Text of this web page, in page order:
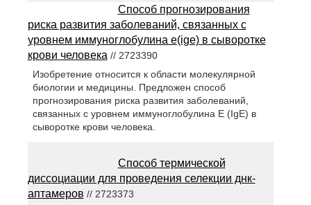
Способ прогнозирования
риска развития заболеваний, связанных с
уровнем иммуноглобулина e(ige) в сыворотке
крови человека // 2723390
Изобретение относится к области молекулярной
биологии и медицины. Предложен способ
прогнозирования риска развития заболеваний,
связанных с уровнем иммуноглобулина Е (IgE) в
сыворотке крови человека.
Способ термической
диссоциации для проведения селекции днк-
аптамеров // 2723373